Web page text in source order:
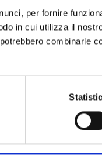
per fornire
in cui utilizza il
combinarle